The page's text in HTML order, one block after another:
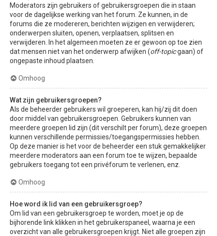
Moderators zijn gebruikers of gebruikersgroepen die in staan
voor de dagelijkse werking van het forum. Ze kunnen, in de
forums die ze modereren, berichten wijzigen en verwijderen;
onderwerpen sluiten, openen, verplaatsen, splitsen en
verwijderen. In het algemeen moeten ze er gewoon op toe zien
dat mensen niet van het onderwerp afwijken (off-topicgaan) of
ongepaste inhoud plaatsen.
Omhoog
Wat zijn gebruikersgroepen?
Als de beheerder gebruikers wil groeperen, kan hij/zij dit doen
door middel van gebruikersgroepen. Gebruikers kunnen van
meerdere groepen lid zijn (dit verschilt per forum), deze groepen
kunnen verschillende permissies/toegangspermissies hebben.
Op deze manier is het voor de beheerder een stuk gemakkelijker
meerdere moderators aan een forum toe te wijzen, bepaalde
gebruikers toegang tot een privéforum te verlenen, enz.
Omhoog
Hoe word ik lid van een gebruikersgroep?
Om lid van een gebruikersgroep te worden, moet je op de
bijhorende link klikken in het gebruikerspaneel, waarna je een
overzicht van alle gebruikersgroepen krijgt. Niet alle groepen zijn